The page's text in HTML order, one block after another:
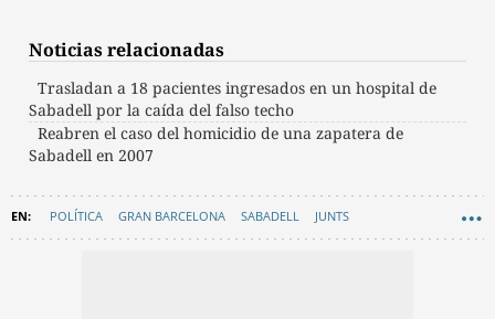
Noticias relacionadas
Trasladan a 18 pacientes ingresados en un hospital de
Sabadell por la caída del falso techo
Reabren el caso del homicidio de una zapatera de
Sabadell en 2007
POLÍTICA GRAN BARCELONA SABADELL JUNTS